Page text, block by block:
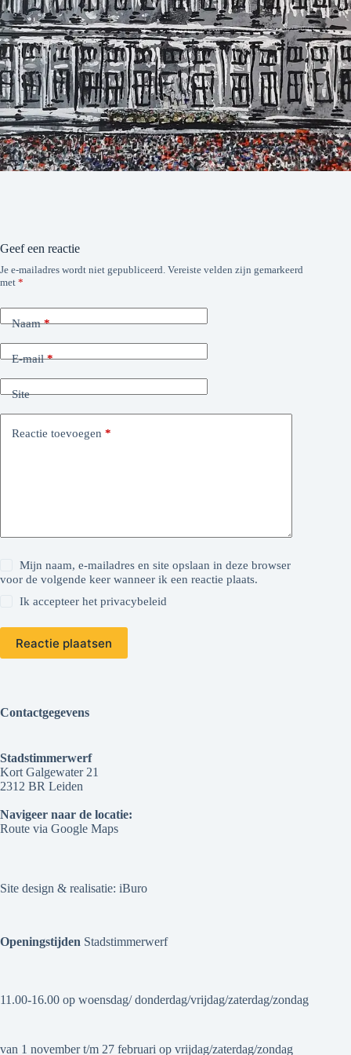
Geef een reactie
Je e-mailadres wordt niet gepubliceerd. Vereiste velden zijn gemarkeerd
met *
Naam*
E-mail*
Site
Reactie toevoegen *
Mijn naam, e-mailadres en site opslaan in deze browser
voor de volgende keer wanneer ik een reactie plaats.
Ik accepteer hetprivacybeleid
Reactie plaatsen
Contactgegevens
Stadstimmerwerf
Kort Galgewater 21
2312 BR Leiden
Navigeer naar de locatie:
Route via Google Maps
Site design & realisatie: iBuro
Openingstijden Stadstimmerwerf
11.00-16.00 op woensdag/ donderdag/vrijdag/zaterdag/zondag
van 1 november t/m 27 februari op vrijdag/zaterdag/zondag